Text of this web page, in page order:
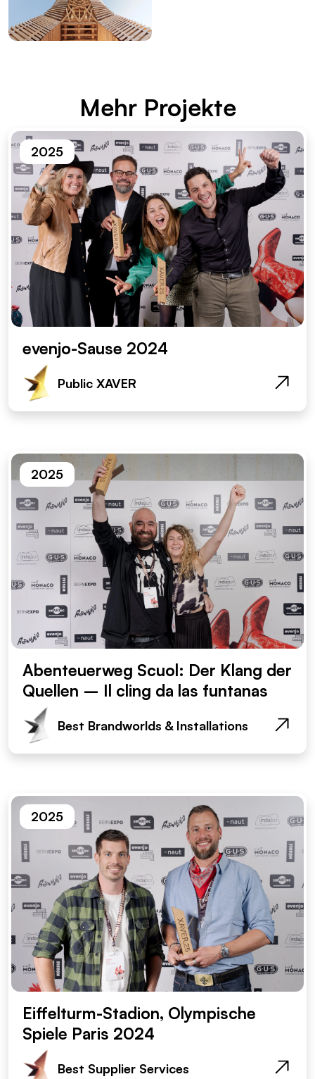
Mehr Pro­jek­te
2025
evenjo-Sause 2024
Public XAVER
2025
Abenteuerweg Scuol: Der Klang der
Quellen – Il cling da las funtanas
Best Brandworlds & Installations
2025
Eiffelturm-Stadion, Olympische
Spiele Paris 2024
Best Supplier Services